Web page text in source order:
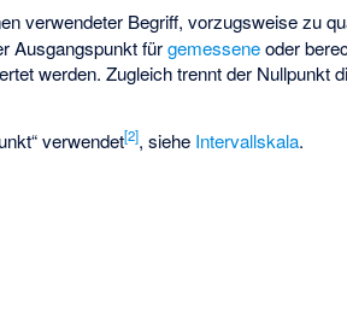
verwendeter Begriff, vorzugsweise zu
Ausgangspunkt fürgemesseneoder
werden. Zugleich trennt der Nullpunkt
verwendet[2], siehe Intervallskala.